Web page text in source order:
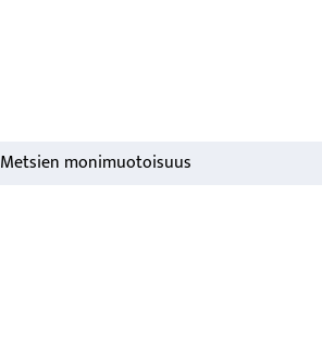
Metsien monimuotoisuus